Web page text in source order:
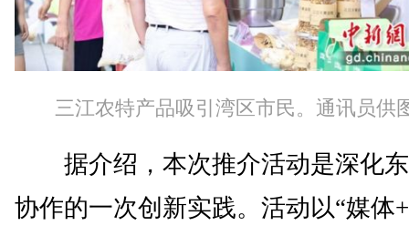
三江农特产品吸引湾区市民。通讯员供
据介绍，本次推介活动是深化
协作的一次创新实践。活动以“媒体